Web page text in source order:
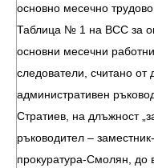
основно месечно
Таблица № 1 на ВСС за
основни месечни
следователи, считано от
административен
Стратиев, на длъжност
ръководител –
прокуратура-Смолян, до